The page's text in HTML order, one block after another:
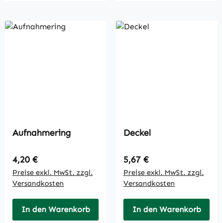
Aufnahmering
Regulärer Preis:
4,20 €
Preise exkl. MwSt. zzgl.
Versandkosten
In den Warenkorb
Deckel
Regulärer Preis:
5,67 €
Preise exkl. MwSt. zzgl.
Versandkosten
In den Warenkorb